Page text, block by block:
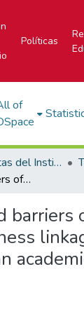
Políticas
of
Portal de Revistas del Instituto Tecnológico de Costa Rica
Advantages and barriers of university-business linkages: Analysis from an academic perspective
barriers